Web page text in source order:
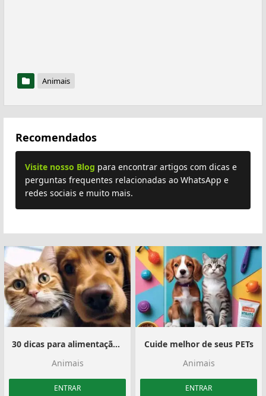
Animais
Recomendados
Visite nosso Blog para encontrar artigos com dicas e
perguntas frequentes relacionadas ao WhatsApp e
redes sociais e muito mais.
30 dicas para alimentação do seu Pet
Animais
ENTRAR
Cuide melhor de seus PETs
Animais
ENTRAR